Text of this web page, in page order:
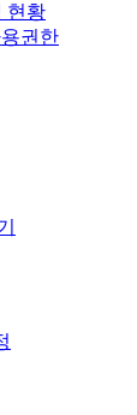
현황
권한